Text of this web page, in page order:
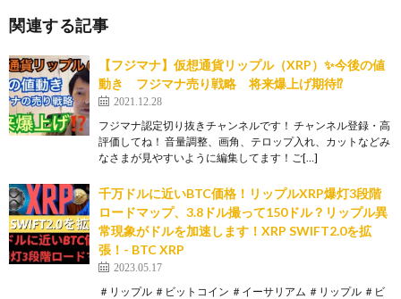
関連する記事
【フジマナ】仮想通貨リップル（XRP）✨今後の値
動き フジマナ売り戦略 将来爆上げ期待⁉️
2021.12.28
フジマナ認定切り抜きチャンネルです！ チャンネル登録・高
評価してね！ 音量調整、画角、テロップ入れ、カットなどみ
なさまが見やすいように編集してます！ご[…]
千万ドルに近いBTC価格！リップルXRP爆灯3段階
ロードマップ、3.8ドル撮って150ドル？リップル異
常現象がドルを加速します！XRP SWIFT2.0を拡
張！- BTC XRP
2023.05.17
＃リップル ＃ビットコイン ＃イーサリアム ＃リップル ＃ビ